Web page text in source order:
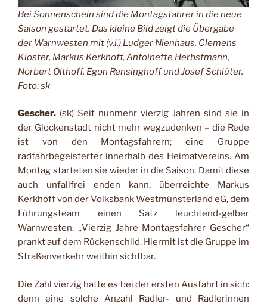
Bei Sonnenschein sind die Montagsfahrer in die neue
Saison gestartet. Das kleine Bild zeigt die Übergabe
der Warnwesten mit (v.l.) Ludger Nienhaus, Clemens
Kloster, Markus Kerkhoff, Antoinette Herbstmann,
Norbert Olthoff, Egon Rensinghoff und Josef Schlüter.
Foto: sk
Gescher. (sk) Seit nunmehr vierzig Jahren sind sie in
der Glockenstadt nicht mehr wegzudenken – die Rede
ist von den Montagsfahrern; eine Gruppe
radfahrbegeisterter innerhalb des Heimatvereins. Am
Montag starteten sie wieder in die Saison. Damit diese
auch unfallfrei enden kann, überreichte Markus
Kerkhoff von der Volksbank Westmünsterland eG, dem
Führungsteam einen Satz leuchtend-gelber
Warnwesten. „Vierzig Jahre Montagsfahrer Gescher“
prankt auf dem Rückenschild. Hiermit ist die Gruppe im
Straßenverkehr weithin sichtbar.
Die Zahl vierzig hatte es bei der ersten Ausfahrt in sich:
denn eine solche Anzahl Radler- und Radlerinnen